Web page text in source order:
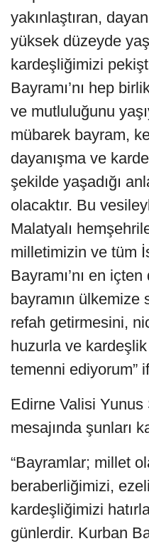
yakınlaştıran,
yüksek düzeyde
kardeşliğimizi
Bayramı’nı hep
ve mutluluğunu
mübarek bayram,
dayanışma ve
şekilde yaşadığı
olacaktır. Bu
Malatyalı
milletimizin ve tüm
Bayramı’nı en
bayramın ülkemize
refah getirmesini,
huzurla ve
temenni ediyorum”
Edirne Valisi
mesajında şunları
“Bayramlar; millet
beraberliğimizi,
kardeşliğimizi
günlerdir. Kurban